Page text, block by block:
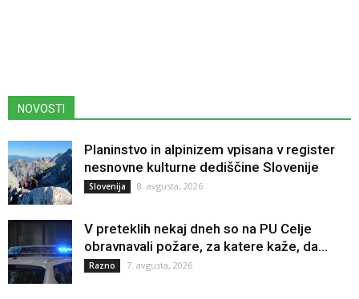
NOVOSTI
Planinstvo in alpinizem vpisana v register
nesnovne kulturne dediščine Slovenije
Slovenija 8. avgusta, 2026
V preteklih nekaj dneh so na PU Celje
obravnavali požare, za katere kaže, da...
Razno 7. avgusta, 2026